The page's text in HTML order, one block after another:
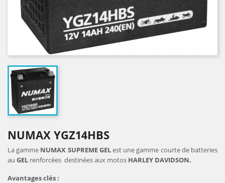
NUMAX YGZ14HBS
La gamme NUMAX SUPREME GELest une gamme courte de batteries
au GEL renforcées destinées aux motos HARLEY DAVIDSON.
Avantages clés :